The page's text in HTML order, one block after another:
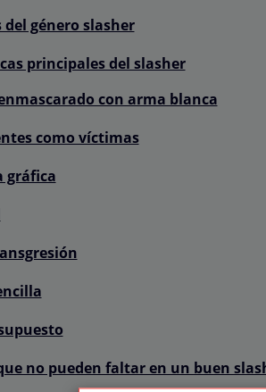
del género slasher
principales del slasher
con arma blanca
como víctimas
gráfica
no pueden faltar en un buen